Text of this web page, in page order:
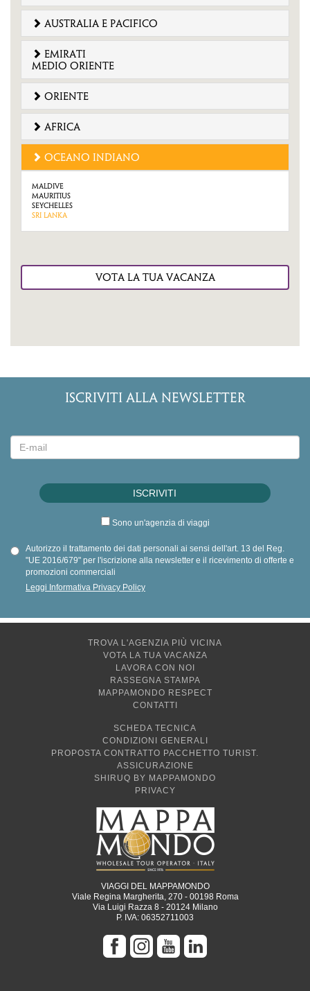
australia e pacifico
emirati
medio oriente
oriente
africa
oceano indiano
Maldive
Mauritius
Seychelles
Sri Lanka
VOTA LA TUA VACANZA
ISCRIVITI ALLA NEWSLETTER
Sono un'agenzia di viaggi
Autorizzo il trattamento dei dati personali ai sensi dell'art. 13 del Reg.
"UE 2016/679" per l'iscrizione alla newsletter e il ricevimento di offerte e
promozioni commerciali
Leggi Informativa Privacy Policy
TROVA L'AGENZIA PIÙ VICINA
VOTA LA TUA VACANZA
LAVORA CON NOI
RASSEGNA STAMPA
MAPPAMONDO RESPECT
CONTATTI
SCHEDA TECNICA
CONDIZIONI GENERALI
PROPOSTA CONTRATTO PACCHETTO TURIST.
ASSICURAZIONE
SHIRUQ BY MAPPAMONDO
PRIVACY
VIAGGI DEL MAPPAMONDO
Viale Regina Margherita, 270 - 00198 Roma
Via Luigi Razza 8 - 20124 Milano
P. IVA: 06352711003